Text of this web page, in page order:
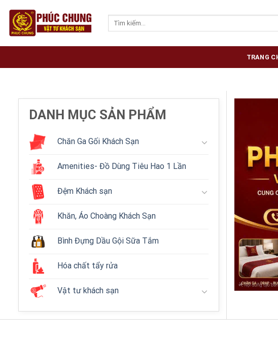
content
Tìm
TRANG
DANH MỤC SẢN PHẨM
Chăn Ga Gối Khách Sạn
Amenities- Đồ Dùng Tiêu Hao 1 Lần
Đệm Khách sạn
Khăn, Áo Choàng Khách Sạn
Bình Đựng Dầu Gội Sữa Tắm
Hóa chất tẩy rửa
Vật tư khách sạn